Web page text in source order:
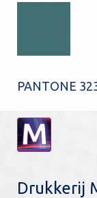
PANTONE
Drukkerij